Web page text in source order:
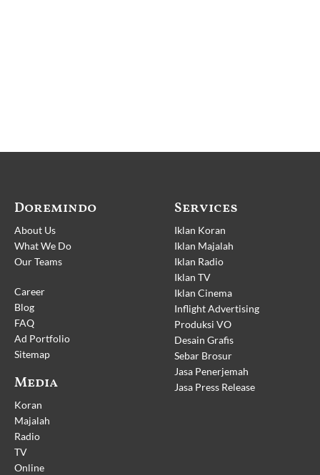
Doremindo
About Us
What We Do
Our Teams
Career
Blog
FAQ
Ad Portfolio
Sitemap
Media
Koran
Majalah
Radio
TV
Online
Services
Iklan Koran
Iklan Majalah
Iklan Radio
Iklan TV
Iklan Cinema
Inflight Advertising
Produksi VO
Desain Grafis
Sebar Brosur
Jasa Penerjemah
Jasa Press Release